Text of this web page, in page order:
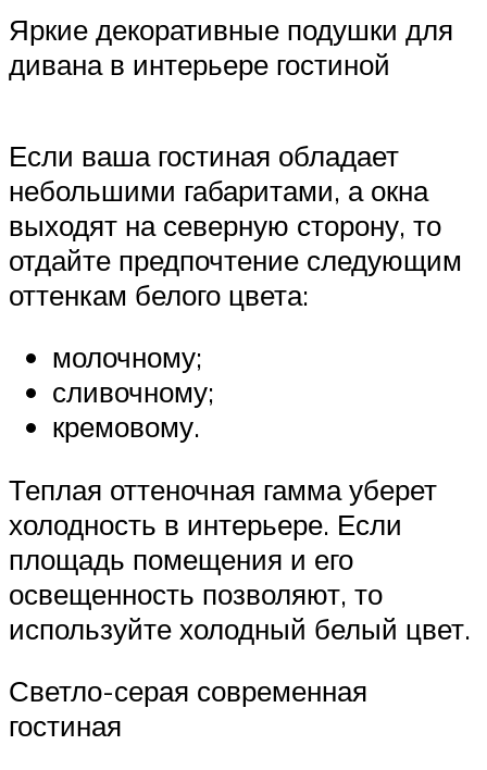
Яркие декоративные подушки для
дивана в интерьере гостиной
Если ваша гостиная обладает
небольшими габаритами, а окна
выходят на северную сторону, то
отдайте предпочтение следующим
оттенкам белого цвета:
молочному;
сливочному;
кремовому.
Теплая оттеночная гамма уберет
холодность в интерьере. Если
площадь помещения и его
освещенность позволяют, то
используйте холодный белый цвет.
Светло-серая современная
гостиная